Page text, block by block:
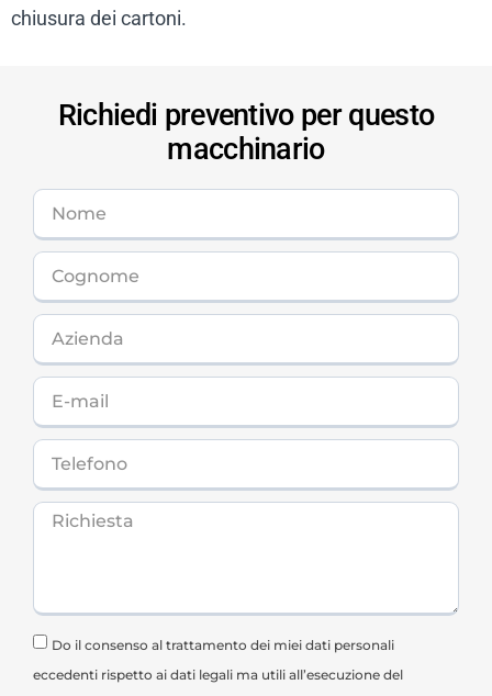
chiusura dei cartoni.
Richiedi preventivo per questo
macchinario
Do il consenso al trattamento dei miei dati personali
eccedenti rispetto ai dati legali ma utili all’esecuzione del